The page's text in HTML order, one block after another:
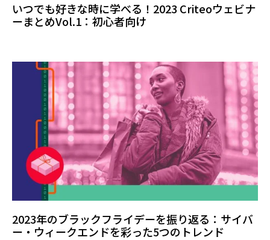
いつでも好きな時に学べる！2023 Criteoウェビナ
ーまとめVol.1：初心者向け
2023年のブラックフライデーを振り返る：サイバ
ー・ウィークエンドを彩った5つのトレンド